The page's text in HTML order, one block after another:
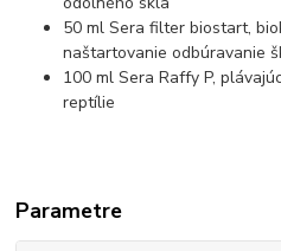
50 ml Sera filter biostart,
naštartovanie odbúravanie
100 ml Sera Raffy P,
reptílie
Parametre